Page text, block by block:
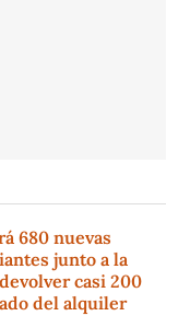
680 nuevas
junto a la
casi 200
del alquiler